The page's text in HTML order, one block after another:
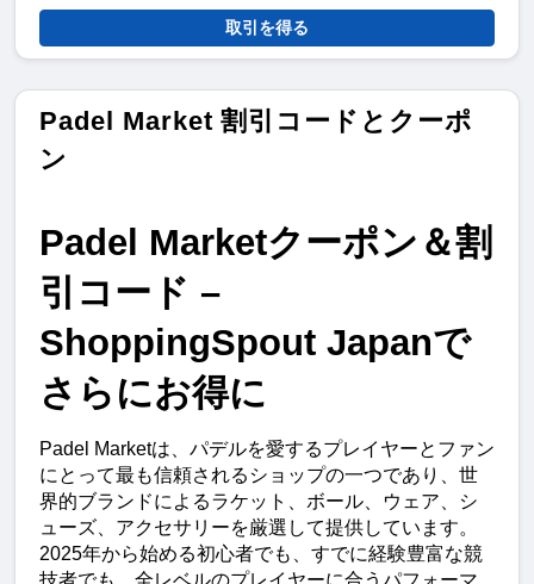
取引を得る
Padel Market 割引コードとクーポ
ン
Padel Marketクーポン＆割
引コード –
ShoppingSpout Japanで
さらにお得に
Padel Marketは、パデルを愛するプレイヤーとファン
にとって最も信頼されるショップの一つであり、世
界的ブランドによるラケット、ボール、ウェア、シ
ューズ、アクセサリーを厳選して提供しています。
2025年から始める初心者でも、すでに経験豊富な競
技者でも、全レベルのプレイヤーに合うパフォーマ